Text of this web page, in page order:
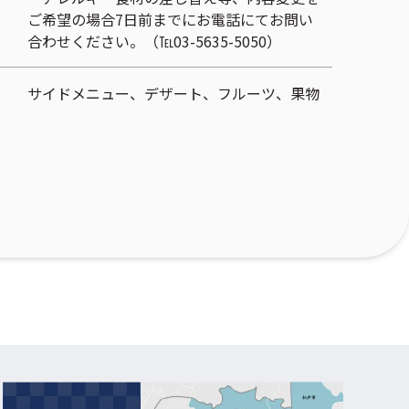
ご希望の場合7日前までにお電話にてお問い
合わせください。（℡03-5635-5050）
サイドメニュー、 デザート、 フルーツ、 果物